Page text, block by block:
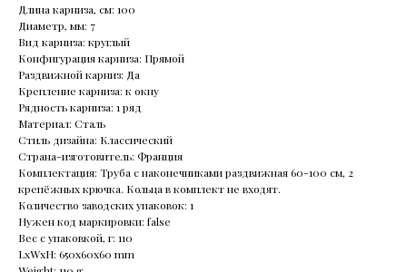
Длина карниза, см: 100
Диаметр, мм: 7
Вид карниза: круглый
Конфигурация карниза: Прямой
Раздвижной карниз: Да
Крепление карниза: к окну
Рядность карниза: 1 ряд
Материал: Сталь
Стиль дизайна: Классический
Страна-изготовитель: Франция
Комплектация: Труба с наконечниками раздвижная 60-100 см, 2
крепёжных крючка. Кольца в комплект не входят.
Количество заводских упаковок: 1
Нужен код маркировки: false
Вес с упаковкой, г: 110
LxWxH: 650x60x60 mm